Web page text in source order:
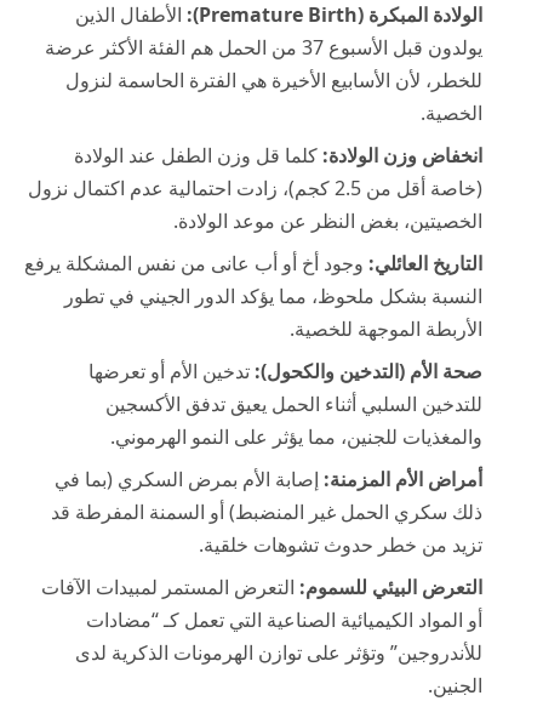
الولادة المبكرة (Premature Birth):
الأطفال الذين
يولدون قبل الأسبوع 37 من الحمل هم الفئة الأكثر عرضة
للخطر، لأن الأسابيع الأخيرة هي الفترة الحاسمة لنزول
الخصية.
انخفاض وزن الولادة: كلما قل وزن الطفل عند الولادة
(خاصة أقل من 2.5 كجم)، زادت احتمالية عدم اكتمال نزول
الخصيتين، بغض النظر عن موعد الولادة.
التاريخ العائلي: وجود أخ أو أب عانى من نفس المشكلة يرفع
النسبة بشكل ملحوظ، مما يؤكد الدور الجيني في تطور
الأربطة الموجهة للخصية.
صحة الأم (التدخين والكحول): تدخين الأم أو تعرضها
للتدخين السلبي أثناء الحمل يعيق تدفق الأكسجين
والمغذيات للجنين، مما يؤثر على النمو الهرموني.
أمراض الأم المزمنة: إصابة الأم بمرض السكري (بما في
ذلك سكري الحمل غير المنضبط) أو السمنة المفرطة قد
تزيد من خطر حدوث تشوهات خلقية.
التعرض البيئي للسموم: التعرض المستمر لمبيدات الآفات
أو المواد الكيميائية الصناعية التي تعمل كـ “مضادات
للأندروجين” وتؤثر على توازن الهرمونات الذكرية لدى
الجنين.